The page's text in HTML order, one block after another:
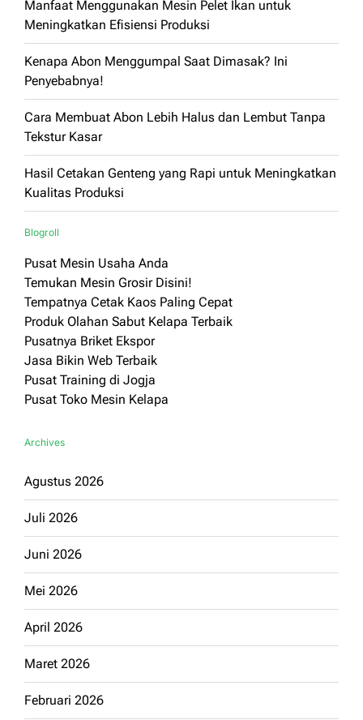
Manfaat Menggunakan Mesin Pelet Ikan untuk
Meningkatkan Efisiensi Produksi
Kenapa Abon Menggumpal Saat Dimasak? Ini
Penyebabnya!
Cara Membuat Abon Lebih Halus dan Lembut Tanpa
Tekstur Kasar
Hasil Cetakan Genteng yang Rapi untuk Meningkatkan
Kualitas Produksi
Blogroll
Pusat Mesin Usaha Anda
Temukan Mesin Grosir Disini!
Tempatnya Cetak Kaos Paling Cepat
Produk Olahan Sabut Kelapa Terbaik
Pusatnya Briket Ekspor
Jasa Bikin Web Terbaik
Pusat Training di Jogja
Pusat Toko Mesin Kelapa
Archives
Agustus 2026
Juli 2026
Juni 2026
Mei 2026
April 2026
Maret 2026
Februari 2026